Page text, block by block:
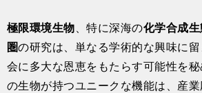
極限環境生物 、特に深海の化学合成
圏の研究は、単なる学術的な興味に
会に多大な恩恵をもたらす可能性を
の生物が持つユニークな機能は、産